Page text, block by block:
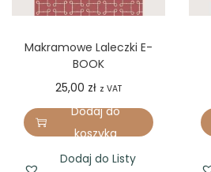
Makramowe Laleczki E-
BOOK
25,00 zł z VAT
Dodaj do
koszyka
Dodaj do Listy